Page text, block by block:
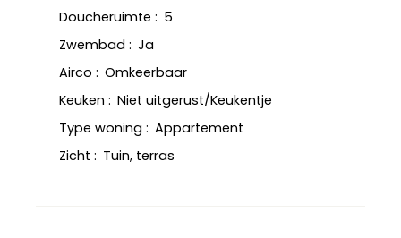
Doucheruimte : 5
Zwembad : Ja
Airco : Omkeerbaar
Keuken : Niet uitgerust/Keukentje
Type woning : Appartement
Zicht : Tuin, terras